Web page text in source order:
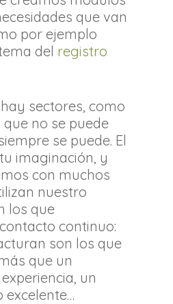
que van
por ejemplo
del registro
sectores, como
no se puede
se puede. El
imaginación, y
con muchos
nuestro
los que
continuo:
son los que
que un
un
excelente…